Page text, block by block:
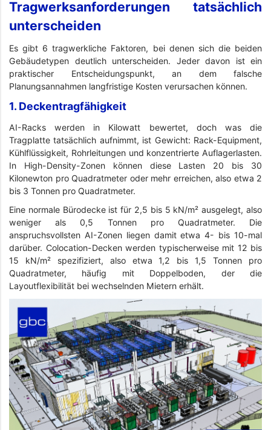
Tragwerksanforderungen tatsächlich
unterscheiden
Es gibt 6 tragwerkliche Faktoren, bei denen sich die beiden
Gebäudetypen deutlich unterscheiden. Jeder davon ist ein
praktischer Entscheidungspunkt, an dem falsche
Planungsannahmen langfristige Kosten verursachen können.
1. Deckentragfähigkeit
AI-Racks werden in Kilowatt bewertet, doch was die
Tragplatte tatsächlich aufnimmt, ist Gewicht: Rack-Equipment,
Kühlflüssigkeit, Rohrleitungen und konzentrierte Auflagerlasten.
In High-Density-Zonen können diese Lasten 20 bis 30
Kilonewton pro Quadratmeter oder mehr erreichen, also etwa 2
bis 3 Tonnen pro Quadratmeter.
Eine normale Bürodecke ist für 2,5 bis 5 kN/m² ausgelegt, also
weniger als 0,5 Tonnen pro Quadratmeter. Die
anspruchsvollsten AI-Zonen liegen damit etwa 4- bis 10-mal
darüber. Colocation-Decken werden typischerweise mit 12 bis
15 kN/m² spezifiziert, also etwa 1,2 bis 1,5 Tonnen pro
Quadratmeter, häufig mit Doppelboden, der die
Layoutflexibilität bei wechselnden Mietern erhält.